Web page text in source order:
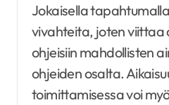
Jokaisella
vivahteita, joten
ohjeisiin mahdollisten
ohjeiden osalta.
toimittamisessa voi